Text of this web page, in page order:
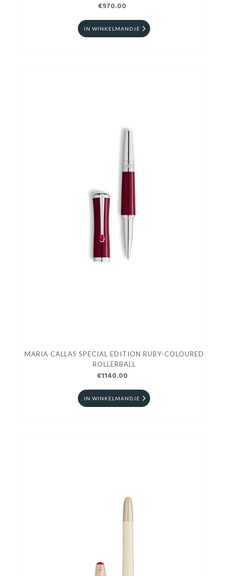
€970.00
IN WINKELMANDJE
MARIA CALLAS SPECIAL EDITION RUBY-COLOURED
ROLLERBALL
€1140.00
IN WINKELMANDJE